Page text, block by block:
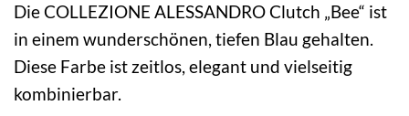
Die COLLEZIONE ALESSANDRO Clutch „Bee“ ist
in einem wunderschönen, tiefen Blau gehalten.
Diese Farbe ist zeitlos, elegant und vielseitig
kombinierbar.